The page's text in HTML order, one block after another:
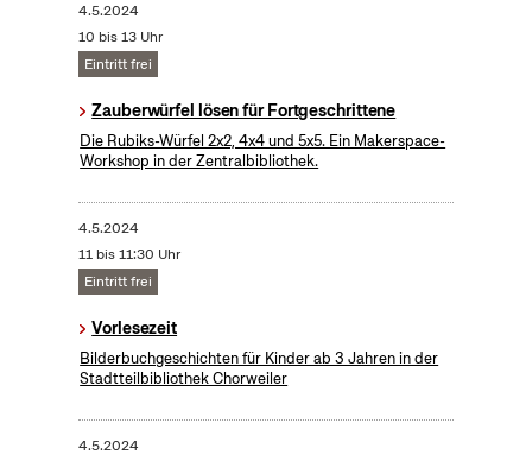
4.5.2024
10 bis 13 Uhr
Eintritt frei
​Zauberwürfel lösen für Fortgeschrittene
Die Rubiks-Würfel 2x2, 4x4 und 5x5. Ein Makerspace-
Workshop in der Zentralbibliothek.
4.5.2024
11 bis 11:30 Uhr
Eintritt frei
Vorlesezeit
Bilderbuchgeschichten für Kinder ab 3 Jahren in der
Stadtteilbibliothek Chorweiler
4.5.2024